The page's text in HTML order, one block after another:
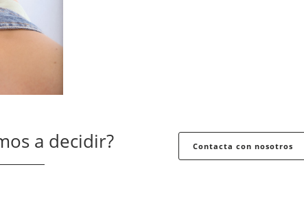
a decidir? Contacta con nosotros